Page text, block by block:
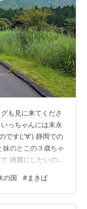
も見に来てくださ
っちゃんには末永
です(;'∀') 静岡での
妹のとこの３歳ちゃ
綺麗にしたいの～
ね。 私のことを綺
！ ティアラとネッ
もセット 最後は撮
の国 #まきば